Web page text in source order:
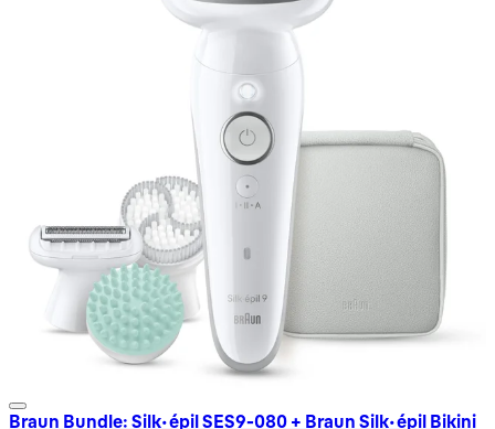
Braun Bundle: Silk-épil SES9-080 + Braun Silk-épil Bikini